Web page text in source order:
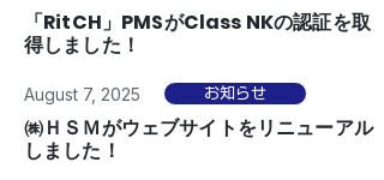
「RitCH」PMSがClass NKの認証を取
得しました！
August 7, 2025 お知らせ
㈱ＨＳＭがウェブサイトをリニューアル
しました！